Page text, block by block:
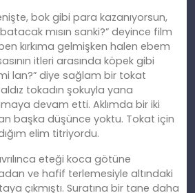
bok gibi para kazanıyorsun,
mısın sanki?” deyince film
kırkıma gelmişken halen ebem
itleri arasında köpek gibi
lan?” diye sağlam bir tokat
tokadın şokuyla yana
devam etti. Aklımda bir iki
başka düşünce yoktu. Tokat için
elim titriyordu.
eteği koca götüne
ve hafif terlemesiyle altındaki
çıkmıştı. Suratına bir tane daha